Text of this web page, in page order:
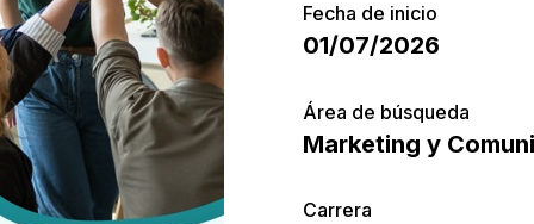
Fecha de inicio
01/07/2026
Área de búsqueda
Marketing y
Carrera